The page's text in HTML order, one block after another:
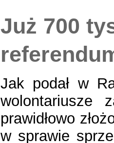
Już 700
Jak podał w
wolontariusze
prawidłowo
w sprawie